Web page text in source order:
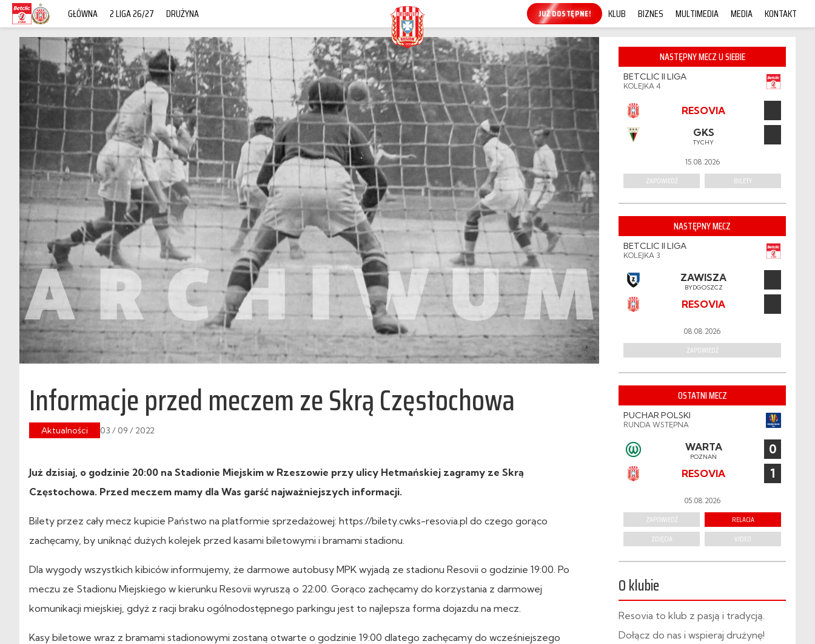
GŁÓWNA 2 LIGA 26/27 DRUŻYNA KUP ONLINE! KLUB BIZNES MULTIMEDIA MEDIA KONTAKT
Informacje przed meczem ze Skrą Częstochowa
Aktualności 03 / 09 / 2022
Już dzisiaj, o godzinie 20:00 na Stadionie Miejskim w Rzeszowie przy ulicy Hetmańskiej zagramy ze Skrą
Częstochowa. Przed meczem mamy dla Was garść najważniejszych informacji.
Bilety przez cały mecz kupicie Państwo na platformie sprzedażowej: https://bilety.cwks-resovia.pl do czego gorąco
zachęcamy, by uniknąć dużych kolejek przed kasami biletowymi i bramami stadionu.
Dla wygody wszystkich kibiców informujemy, że darmowe autobusy MPK wyjadą ze stadionu Resovii o godzinie 19:00. Po
meczu ze Stadionu Miejskiego w kierunku Resovii wyruszą o 22:00. Gorąco zachęcamy do korzystania z darmowej
komunikacji miejskiej, gdyż z racji braku ogólnodostępnego parkingu jest to najlepsza forma dojazdu na mecz.
Kasy biletowe wraz z bramami stadionowymi zostaną otwarte o godzinie 19:00 dlatego zachęcamy do wcześniejszego
NASTĘPNY MECZ U SIEBIE
BETCLIC II LIGA
KOLEJKA 4
RESOVIA
GKS
TYCHY
15.08.2026
ZAPOWIEDŹ BILETY
NASTĘPNY MECZ
BETCLIC II LIGA
KOLEJKA 3
ZAWISZA
BYDGOSZCZ
RESOVIA
08.08.2026
ZAPOWIEDŹ
OSTATNI MECZ
PUCHAR POLSKI
RUNDA WSTĘPNA
WARTA
POZNAŃ 0
RESOVIA 1
05.08.2026
ZAPOWIEDŹ
RELACJA
ZDJĘCIA
VIDEO
O klubie
Resovia to klub z pasją i tradycją.
Dołącz do nas i wspieraj drużynę!